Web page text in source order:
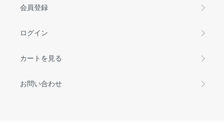
会員登録
ログイン
カートを見る
お問い合わせ